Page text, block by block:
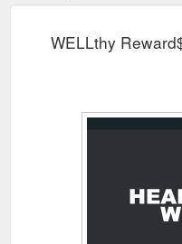
WELLthy